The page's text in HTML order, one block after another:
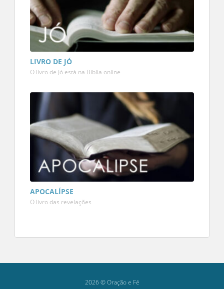
LIVRO DE JÓ
O livro de Jó está na Bíblia online
APOCALÍPSE
O livro das revelações
2026 © Oração e Fé